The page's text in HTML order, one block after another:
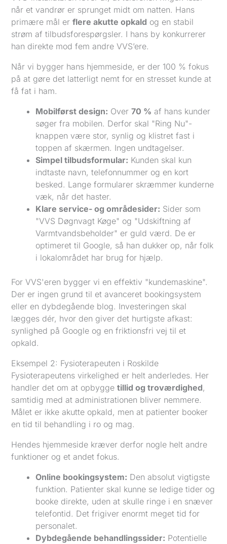
når et vandrør er sprunget midt om natten. Hans
primære mål erflere akutte opkald og en stabil
strøm af tilbudsforespørgsler. I hans by konkurrerer
han direkte mod fem andre VVS’ere.
Når vi bygger hans hjemmeside, er der 100 % fokus
på at gøre det latterligt nemt for en stresset kunde at
få fat i ham.
Mobilførst design: Over70 % af hans kunder
søger fra mobilen. Derfor skal "Ring Nu"-
knappen være stor, synlig og klistret fast i
toppen af skærmen. Ingen undtagelser.
Simpel tilbudsformular: Kunden skal kun
indtaste navn, telefonnummer og en kort
besked. Lange formularer skræmmer kunderne
væk, når det haster.
Klare service- og områdesider: Sider som
"VVS Døgnvagt Køge" og "Udskiftning af
Varmtvandsbeholder" er guld værd. De er
optimeret til Google, så han dukker op, når folk
i lokalområdet har brug for hjælp.
For VVS'eren bygger vi en effektiv "kundemaskine".
Der er ingen grund til et avanceret bookingsystem
eller en dybdegående blog. Investeringen skal
lægges dér, hvor den giver det hurtigste afkast:
synlighed på Google og en friktionsfri vej til et
opkald.
Eksempel 2: Fysioterapeuten i Roskilde
Fysioterapeutens virkelighed er helt anderledes. Her
handler det om at opbyggetillid og troværdighed,
samtidig med at administrationen bliver nemmere.
Målet er ikke akutte opkald, men at patienter booker
en tid til behandling i ro og mag.
Hendes hjemmeside kræver derfor nogle helt andre
funktioner og et andet fokus.
Online bookingsystem: Den absolut vigtigste
funktion. Patienter skal kunne se ledige tider og
booke direkte, uden at skulle ringe i en snæver
telefontid. Det frigiver enormt meget tid for
personalet.
Dybdegående behandlingssider: Potentielle